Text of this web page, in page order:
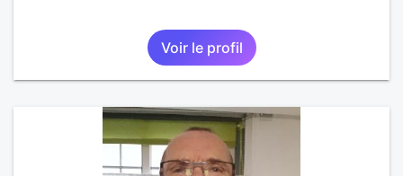
Voir le profil